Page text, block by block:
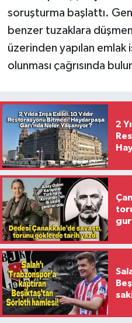
soruşturma başlattı.
benzer tuzaklara
üzerinden yapılan
olunması çağrısında
2